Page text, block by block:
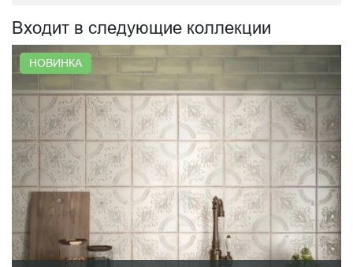
Входит в следующие коллекции
НОВИНКА